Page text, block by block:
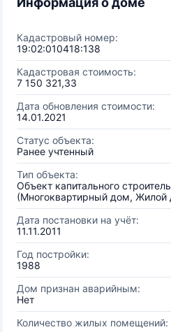
Кадастровый номер:
19:02:010418:138
Кадастровая стоимость:
7 150 321,33
Дата обновления стоимости:
14.01.2021
Статус объекта:
Ранее учтенный
Тип объекта:
Объект капитального
(Многоквартирный дом, Жилой
Дата постановки на учёт:
11.11.2011
Год постройки:
1988
Дом признан аварийным:
Нет
Количество жилых помещений: